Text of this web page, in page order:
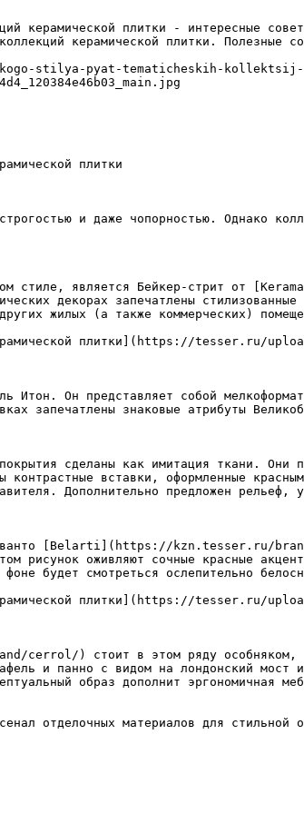
керамической плитки - интересные
керамической плитки. Полезные
stilya-pyat-tematicheskih-
плитки
и даже чопорностью. Однако
стиле, является Бейкер-стрит от
декорах запечатлены
жилых (а также коммерческих)
плитки](https://tesser.ru/
Итон. Он представляет собой
запечатлены знаковые атрибуты
сделаны как имитация ткани. Они
вставки, оформленные
Дополнительно предложен рельеф,
Леванто [Belarti](https://kzn.tesser.ru/
рисунок оживляют сочные красные
будет смотреться ослепительно
плитки](https://tesser.ru/
) стоит в этом ряду особняком,
и панно с видом на лондонский мост
образ дополнит эргономичная
отделочных материалов для стильной